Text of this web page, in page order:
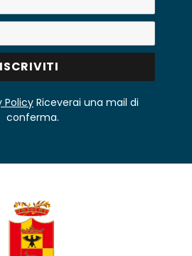
Policy Riceverai una mail di
conferma.